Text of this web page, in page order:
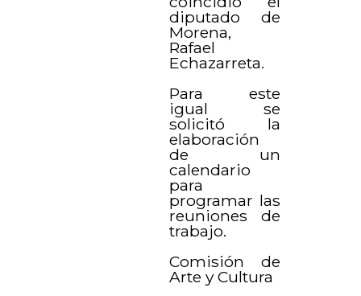
diputado de
Morena,
Rafael
Echazarreta.
Para este
igual se
solicitó la
elaboración
de un
calendario
para
programar las
reuniones de
trabajo.
Comisión de
Arte y Cultura